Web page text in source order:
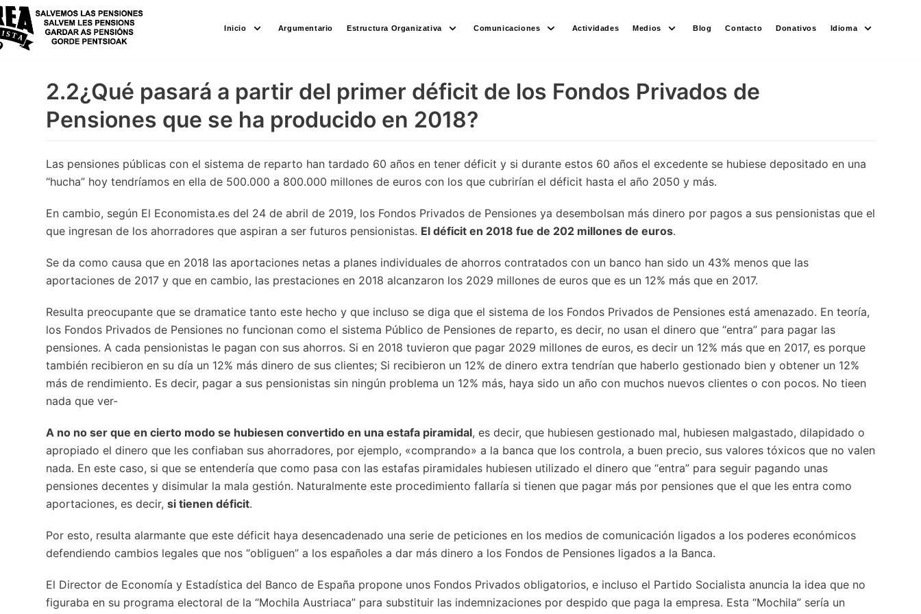
Saltar
al
contenido
Inicio Argumentario Estructura Organizativa Comunicaciones Actividades Medios Blog Contacto Donativos Idioma
2.2¿Qué pasará a partir del primer déficit de los Fondos Privados de
Pensiones que se ha producido en 2018?
Las pensiones públicas con el sistema de reparto han tardado 60 años en tener déficit y si durante estos 60 años el excedente se hubiese depositado en una
“hucha” hoy tendríamos en ella de 500.000 a 800.000 millones de euros con los que cubrirían el déficit hasta el año 2050 y más.
En cambio, según El Economista.es del 24 de abril de 2019, los Fondos Privados de Pensiones ya desembolsan más dinero por pagos a sus pensionistas que el
que ingresan de los ahorradores que aspiran a ser futuros pensionistas. El déficit en 2018 fue de 202 millones de euros.
Se da como causa que en 2018 las aportaciones netas a planes individuales de ahorros contratados con un banco han sido un 43% menos que las
aportaciones de 2017 y que en cambio, las prestaciones en 2018 alcanzaron los 2029 millones de euros que es un 12% más que en 2017.
Resulta preocupante que se dramatice tanto este hecho y que incluso se diga que el sistema de los Fondos Privados de Pensiones está amenazado. En teoría,
los Fondos Privados de Pensiones no funcionan como el sistema Público de Pensiones de reparto, es decir, no usan el dinero que “entra” para pagar las
pensiones. A cada pensionistas le pagan con sus ahorros. Si en 2018 tuvieron que pagar 2029 millones de euros, es decir un 12% más que en 2017, es porque
también recibieron en su día un 12% más dinero de sus clientes; Si recibieron un 12% de dinero extra tendrían que haberlo gestionado bien y obtener un 12%
más de rendimiento. Es decir, pagar a sus pensionistas sin ningún problema un 12% más, haya sido un año con muchos nuevos clientes o con pocos. No tieen
nada que ver-
A no no ser que en cierto modo se hubiesen convertido en una estafa piramidal, es decir, que hubiesen gestionado mal, hubiesen malgastado, dilapidado o
apropiado el dinero que les confiaban sus ahorradores, por ejemplo, «comprando» a la banca que los controla, a buen precio, sus valores tóxicos que no valen
nada. En este caso, si que se entendería que como pasa con las estafas piramidales hubiesen utilizado el dinero que “entra” para seguir pagando unas
pensiones decentes y disimular la mala gestión. Naturalmente este procedimiento fallaría si tienen que pagar más por pensiones que el que les entra como
aportaciones, es decir, si tienen déficit.
Por esto, resulta alarmante que este déficit haya desencadenado una serie de peticiones en los medios de comunicación ligados a los poderes económicos
defendiendo cambios legales que nos “obliguen” a los españoles a dar más dinero a los Fondos de Pensiones ligados a la Banca.
El Director de Economía y Estadística del Banco de España propone unos Fondos Privados obligatorios, e incluso el Partido Socialista anuncia la idea que no
figuraba en su programa electoral de la “Mochila Austriaca” para substituir las indemnizaciones por despido que paga la empresa. Esta “Mochila” sería un